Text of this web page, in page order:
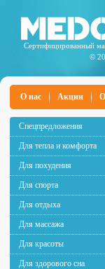
Сертифицированный
©
О нас Акции
Спецпредложения
Для тепла и комфорта
Для похудения
Для спорта
Для отдыха
Для массажа
Для красоты
Для здорового сна